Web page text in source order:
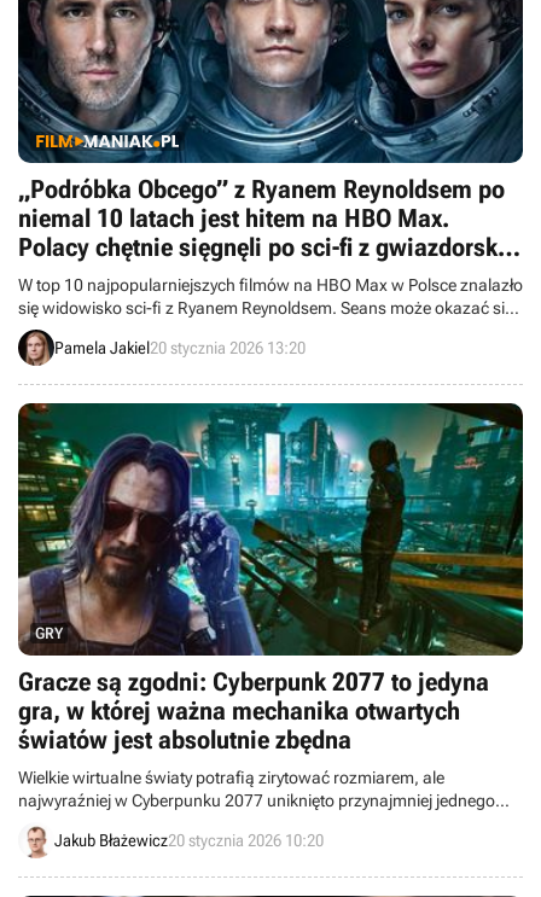
„Podróbka Obcego” z Ryanem Reynoldsem po
niemal 10 latach jest hitem na HBO Max.
Polacy chętnie sięgnęli po sci-fi z gwiazdorską
obsadą
W top 10 najpopularniejszych filmów na HBO Max w Polsce znalazło
się widowisko sci-fi z Ryanem Reynoldsem. Seans może okazać się
dobrym pomysłem dla niektórych fanów gatunku.
Pamela Jakiel20 stycznia 2026 13:20
GRY
Gracze są zgodni: Cyberpunk 2077 to jedyna
gra, w której ważna mechanika otwartych
światów jest absolutnie zbędna
Wielkie wirtualne światy potrafią zirytować rozmiarem, ale
najwyraźniej w Cyberpunku 2077 uniknięto przynajmniej jednego
problemu open worldów.
Jakub Błażewicz20 stycznia 2026 10:20